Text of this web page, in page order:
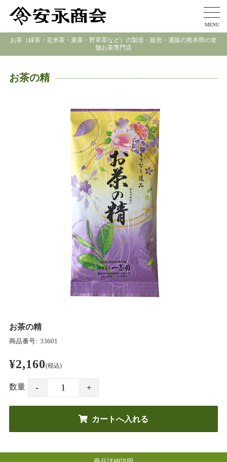
MENU
お茶（緑茶・玄米茶・麦茶・野草茶など）の製造・販売・通販の熊本県の老
舗お茶専門店
お茶の精
お茶の精
商品番号: 33601
¥2,160(税込)
数量